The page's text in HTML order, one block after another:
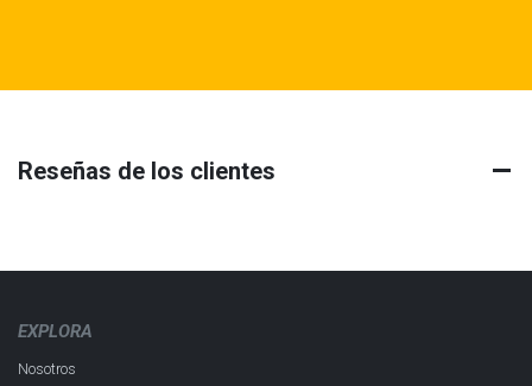
Reseñas de los clientes
EXPLORA
Nosotros